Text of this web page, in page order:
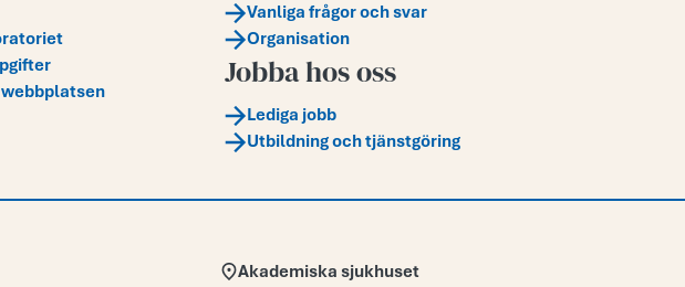
Vanliga frågor och svar
Organisation
Jobba hos oss
Lediga jobb
Utbildning och tjänstgöring
Adress:
Akademiska sjukhuset